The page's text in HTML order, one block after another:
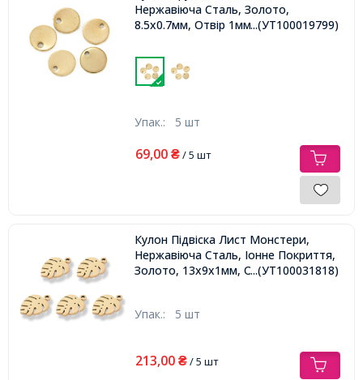
Нержавіюча Сталь, Золото,
8.5х0.7мм, Отвір 1мм,...(УТ100019799)
Упак.: 5 шт
69,00 ₴/ 5 шт
Кулон Підвіска Лист Монстери,
Нержавіюча Сталь, Іонне Покриття,
Золото, 13х9х1мм, Отвір 1мм,
...(УТ100031818)
Упак.: 5 шт
213,00 ₴/ 5 шт